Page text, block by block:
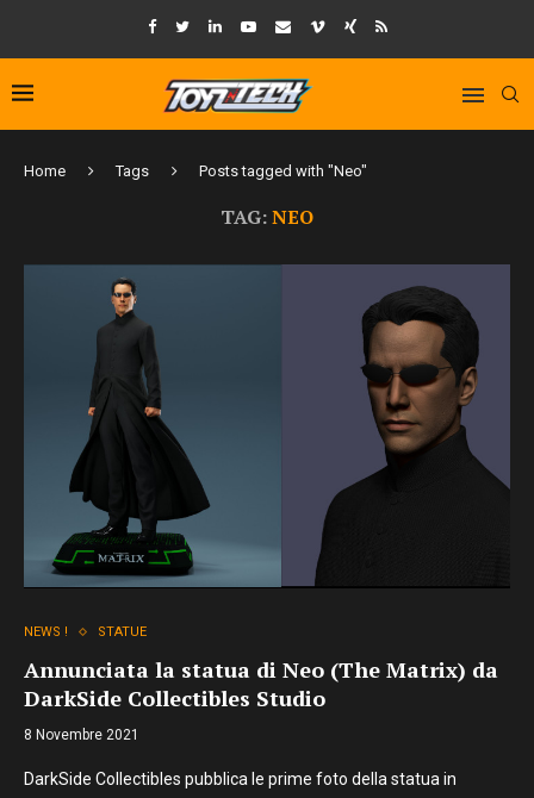
Home Tags Posts tagged with "Neo"
TAG:NEO
NEWS ! STATUE
Annunciata la statua di Neo (The Matrix) da
DarkSide Collectibles Studio
8 Novembre 2021
DarkSide Collectibles pubblica le prime foto della statua in